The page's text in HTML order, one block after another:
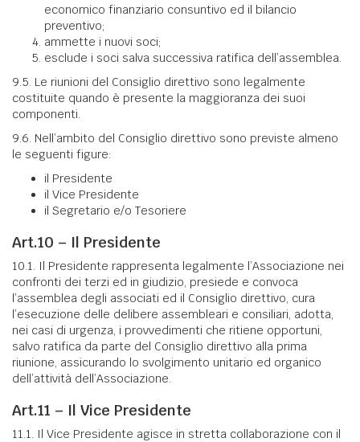
economico finanziario consuntivo ed il bilancio
preventivo;
ammette i nuovi soci;
esclude i soci salva successiva ratifica dell’assemblea.
9.5. Le riunioni del Consiglio direttivo sono legalmente
costituite quando è presente la maggioranza dei suoi
componenti.
9.6. Nell’ambito del Consiglio direttivo sono previste almeno
le seguenti figure:
il Presidente
il Vice Presidente
il Segretario e/o Tesoriere
Art.10 – Il Presidente
10.1. Il Presidente rappresenta legalmente l’Associazione nei
confronti dei terzi ed in giudizio, presiede e convoca
l’assemblea degli associati ed il Consiglio direttivo, cura
l’esecuzione delle delibere assembleari e consiliari, adotta,
nei casi di urgenza, i provvedimenti che ritiene opportuni,
salvo ratifica da parte del Consiglio direttivo alla prima
riunione, assicurando lo svolgimento unitario ed organico
dell’attività dell’Associazione.
Art.11 – Il Vice Presidente
11.1. Il Vice Presidente agisce in stretta collaborazione con il